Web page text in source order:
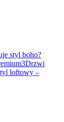
styl boho?
3Drzwi
loftowy –